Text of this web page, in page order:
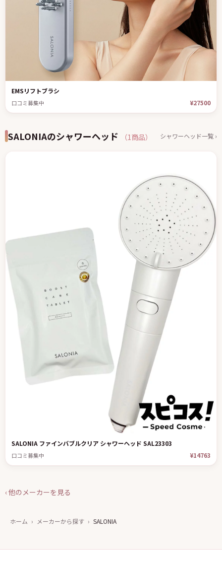
EMSリフトブラシ
口コミ募集中 ¥27500
SALONIAのシャワーヘッド （1商品） シャワーヘッド一覧 ›
SALONIA ファインバブルクリア シャワーヘッド SAL23303
口コミ募集中 ¥14763
‹ 他のメーカーを見る
ホーム › メーカーから探す › SALONIA